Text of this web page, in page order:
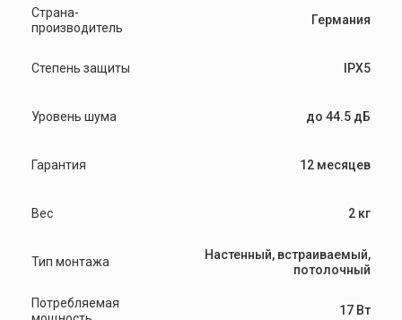
Страна-
производитель
Германия
Степень защиты IPX5
Уровень шума до 44.5 дБ
Гарантия 12 месяцев
Вес 2 кг
Тип монтажа
Настенный, встраиваемый,
потолочный
Потребляемая
17 Вт